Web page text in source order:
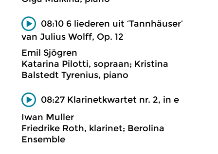
08:10 6 liederen uit ‘Tannhäuser’
van Julius Wolff, Op. 12
Emil Sjögren
Katarina Pilotti, sopraan; Kristina
Balstedt Tyrenius, piano
08:27 Klarinetkwartet nr. 2, in e
Iwan Muller
Friedrike Roth, klarinet; Berolina
Ensemble